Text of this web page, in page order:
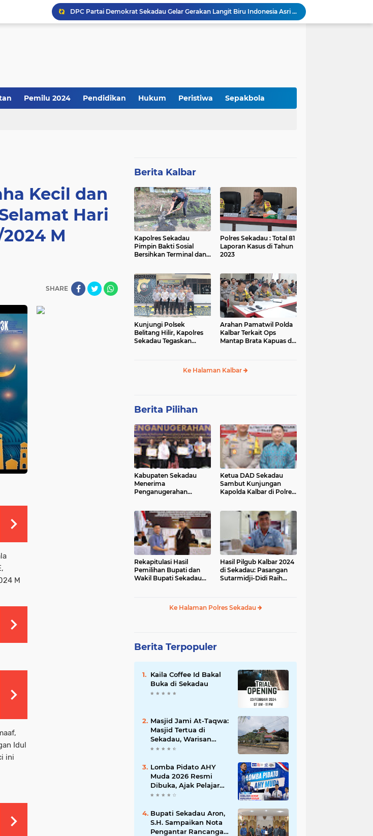
DPC Partai Demokrat Sekadau Gelar Gerakan Langit Biru Indonesia Asri di Gereja Agung Sekadau
Pemaparan Penerimaan PBG, DPMPTSP Sekadau Sampaikan Evaluasi Retribusi dan Pajak Daerah
Kenyataannya: Apresiasi Itu Tidak Selalu Datang
Kolaborasi Komunitas dan Kampus: Upaya Tingkatkan Minat Kuliah Generasi Muda Sekadau
Pemilu 2024 Pendidikan Hukum Peristiwa Sepakbola
Kecil dan
Hari
M
SHARE
M
Idul
ini
Berita Kalbar
Kapolres Sekadau
Pimpin Bakti Sosial
Bersihkan Terminal dan
Polres Sekadau : Total 81
Laporan Kasus di Tahun
2023
Kunjungi Polsek
Belitang Hilir, Kapolres
Sekadau Tegaskan
Arahan Pamatwil Polda
Kalbar Terkait Ops
Mantap Brata Kapuas di
Ke Halaman Kalbar
Berita Pilihan
Kabupaten Sekadau
Menerima
Penganugerahan
Publik
Ketua DAD Sekadau
Sambut Kunjungan
Kapolda Kalbar di Polres
Rekapitulasi Hasil
Pemilihan Bupati dan
Wakil Bupati Sekadau
Hasil Pilgub Kalbar 2024
di Sekadau: Pasangan
Sutarmidji-Didi Raih
Ke Halaman Polres Sekadau
Berita Terpopuler
Kaila Coffee Id Bakal
Buka di Sekadau
Masjid Jami At-Taqwa:
Masjid Tertua di
Sekadau, Warisan
Abad ke-19
Lomba Pidato AHY
Muda 2026 Resmi
Dibuka, Ajak Pelajar
Sekadau Suarakan
Depan Bangsa
Bupati Sekadau Aron,
S.H. Sampaikan Nota
Pengantar Rancangan